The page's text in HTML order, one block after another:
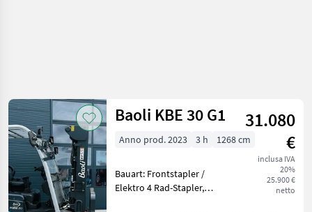
Baoli KBE 30 G1
31.080
€
inclusa IVA
20%
25.900 €
netto
Anno prod. 2023 3 h 1268 cm
Bauart: Frontstapler /
Elektro 4 Rad-Stapler,